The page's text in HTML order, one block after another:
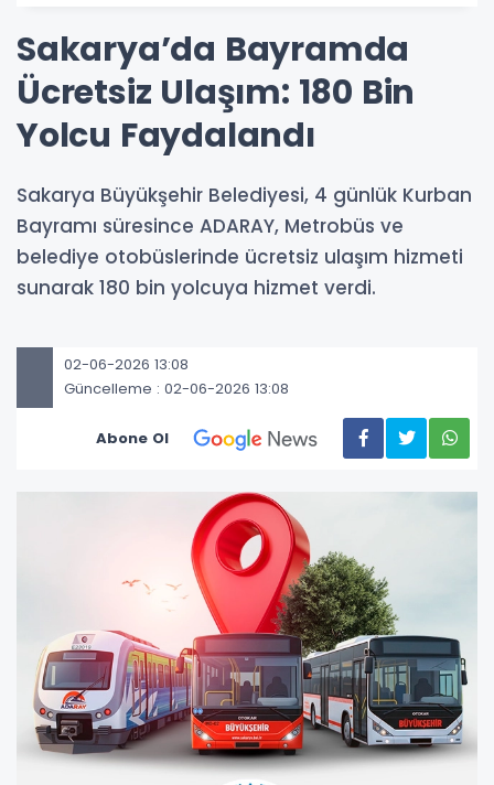
Sakarya’da Bayramda
Ücretsiz Ulaşım: 180 Bin
Yolcu Faydalandı
Sakarya Büyükşehir Belediyesi, 4 günlük Kurban
Bayramı süresince ADARAY, Metrobüs ve
belediye otobüslerinde ücretsiz ulaşım hizmeti
sunarak 180 bin yolcuya hizmet verdi.
02-06-2026 13:08
Güncelleme : 02-06-2026 13:08
Abone Ol